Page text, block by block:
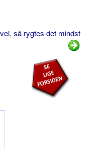
så rygtes det mindst